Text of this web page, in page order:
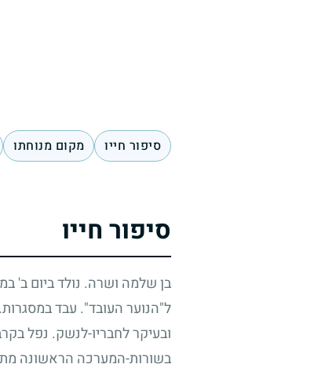
סיפור חייו מקום מנוחתו
סיפור חייו
בן שלמה ושרה. נולד ביום ב'
ל"הנוער העובד". עבד
ובעיקר לחבריו-לנשק. נפל
בשורות-המערכה הראשונה